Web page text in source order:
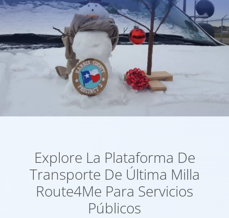
Explore La Plataforma De
Transporte De Última Milla
Route4Me Para Servicios
Públicos